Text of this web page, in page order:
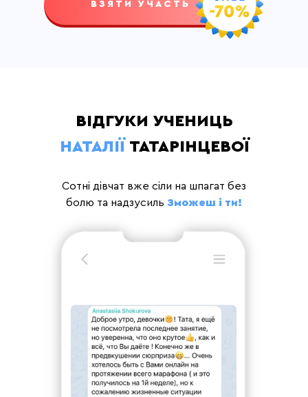
ВЗЯТИ УЧАСТЬ
ПІДХОДИТЬ ВАМ ФОРМАТ
Сьогодні Ви можете записатись на повний
курс за спеціальною акційною ціною. Доступ
на один місяць до 11 тренувань та закритої
групи телеграм, де я особисто відповідаю
на ваші запитання
ВІДГУКИ УЧЕНИЦЬ
НАТАЛІЇ ТАТАРІНЦЕВОЇ
Сотні дівчат вже сіли на шпагат без
болю та надзусиль Зможеш і ти!